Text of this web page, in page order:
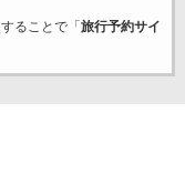
ることで「 旅行予約サイ